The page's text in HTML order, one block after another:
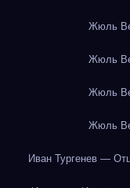
Жюль
Жюль
Жюль
Жюль
Иван Тургенев —